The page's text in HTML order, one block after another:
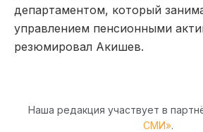
департаментом, который
управлением пенсионными
резюмировал Акишев.
Наша редакция участвует в
СМИ».